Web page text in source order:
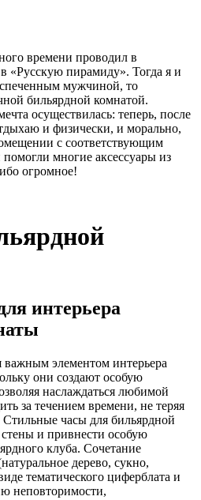
времени проводил в
«Русскую пирамиду». Тогда я и
мужчиной, то
бильярдной комнатой.
осуществилась: теперь, после
и физически, и морально,
с соответствующим
многие аксессуары из
огромное!
интерьера
элементом интерьера
они создают особую
наслаждаться любимой
за течением времени, не теряя
Стильные часы для бильярдной
и привнести особую
клуба. Сочетание
дерево, сукно,
тематического циферблата и
неповторимости,